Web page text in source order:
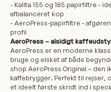
- Kalita 155 og 185 papirfiltre -
afbalanceret kop
- AeroPress-papirfiltre -
profil
AeroPress – alsidigt
AeroPress er en moderne
bruge og elsket af både
shop AeroPress Original – den
kaffebrygger. Perfekt til rejser,
et ideelt første skridt ind i